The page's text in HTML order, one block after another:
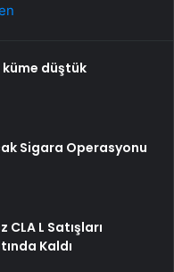
düştük
Sigara Operasyonu
L Satışları
Kaldı